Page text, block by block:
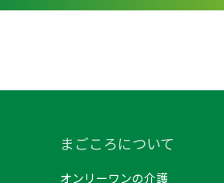
まごころについて
オンリーワンの介護